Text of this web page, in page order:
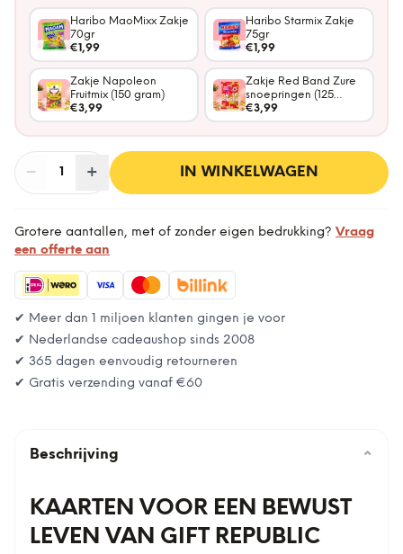
Haribo MaoMixx Zakje
70gr
€1,99
Haribo Starmix Zakje
75gr
€1,99
Zakje Napoleon
Fruitmix (150 gram)
€3,99
Zakje Red Band Zure
snoepringen (125
gram)
€3,99
− Aantal
1 + IN WINKELWAGEN
Grotere aantallen, met of zonder eigen bedrukking? Vraag
een offerte aan
✔ Meer dan 1 miljoen klanten gingen je voor
✔ Nederlandse cadeaushop sinds 2008
✔ 365 dagen eenvoudig retourneren
✔ Gratis verzending vanaf €60
Beschrijving ⌄
KAARTEN VOOR EEN BEWUST
LEVEN VAN GIFT REPUBLIC